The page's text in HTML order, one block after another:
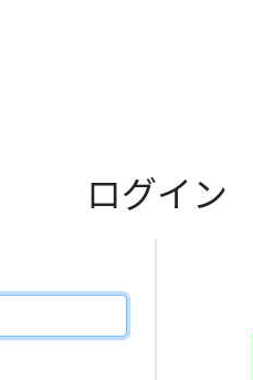
ログイン